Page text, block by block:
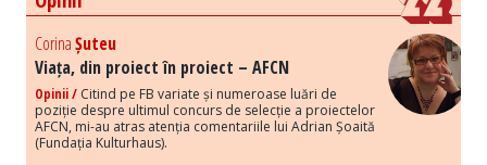
CorinaȘuteu
Viața, din proiect în proiect – AFCN
Opinii / Citind pe FB variate și numeroase luări de
poziție despre ultimul concurs de selecție a proiectelor
AFCN, mi-au atras atenția comentariile lui Adrian Șoaită
(Fundația Kulturhaus).